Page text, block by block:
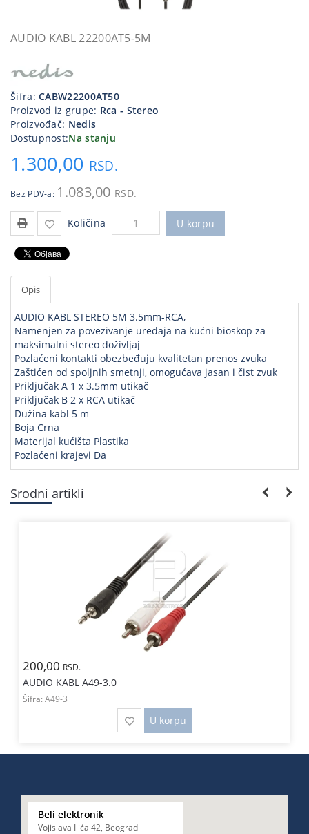
priključci
Kućna
tehnika
Poslovna
oprema,računari
Strujni
program
AUDIO KABL 22200AT5-5M
Šifra:CABW22200AT50
Proizvod iz grupe: Rca - Stereo
Proizvođač: Nedis
Dostupnost:Na stanju
1.300,00 RSD.
Bez PDV-a: 1.083,00 RSD.
Količina U korpu
Opis
AUDIO KABL STEREO 5M 3.5mm-RCA,
Namenjen za povezivanje uređaja na kućni bioskop za
maksimalni stereo doživljaj
Pozlaćeni kontakti obezbeđuju kvalitetan prenos zvuka
Zaštićen od spoljnih smetnji, omogućava jasan i čist zvuk
Priključak A 1 x 3.5mm utikač
Priključak B 2 x RCA utikač
Dužina kabl 5 m
Boja Crna
Materijal kućišta Plastika
Pozlaćeni krajevi Da
Srodni artikli
200,00 RSD.
AUDIO KABL A49-3.0
Šifra: A49-3
U korpu
Beli elektronik
Vojislava Ilića 42, Beograd